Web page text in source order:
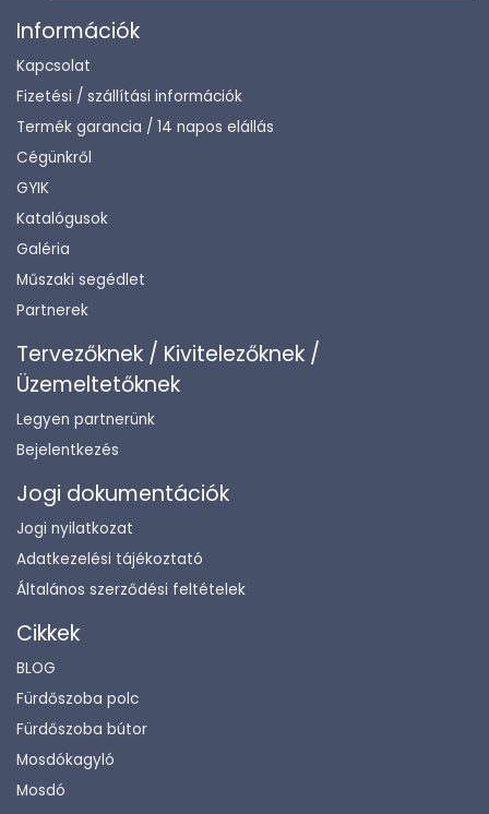
Információk
Kapcsolat
Fizetési / szállítási információk
Termék garancia / 14 napos elállás
Cégünkről
GYIK
Katalógusok
Galéria
Műszaki segédlet
Partnerek
Tervezőknek / Kivitelezőknek /
Üzemeltetőknek
Legyen partnerünk
Bejelentkezés
Jogi dokumentációk
Jogi nyilatkozat
Adatkezelési tájékoztató
Általános szerződési feltételek
Cikkek
BLOG
Fürdőszoba polc
Fürdőszoba bútor
Mosdókagyló
Mosdó